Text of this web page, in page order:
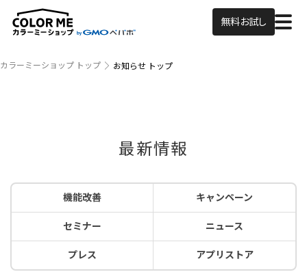
無料お試し
カラーミーショップ トップ お知らせ トップ
最新情報
機能改善 キャンペーン
セミナー ニュース
プレス アプリストア